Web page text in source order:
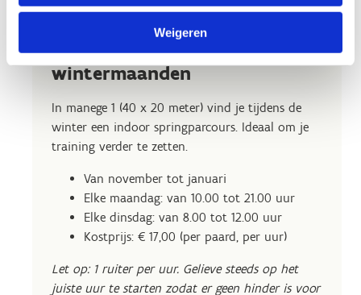
Weigeren
Indoor springparcours -
wintermaanden
In manege 1 (40 x 20 meter) vind je tijdens de
winter een indoor springparcours. Ideaal om je
training verder te zetten.
Van november tot januari
Elke maandag: van 10.00 tot 21.00 uur
Elke dinsdag: van 8.00 tot 12.00 uur
Kostprijs: € 17,00 (per paard, per uur)
Let op: 1 ruiter per uur. Gelieve steeds op het
juiste uur te starten zodat er geen hinder is voor